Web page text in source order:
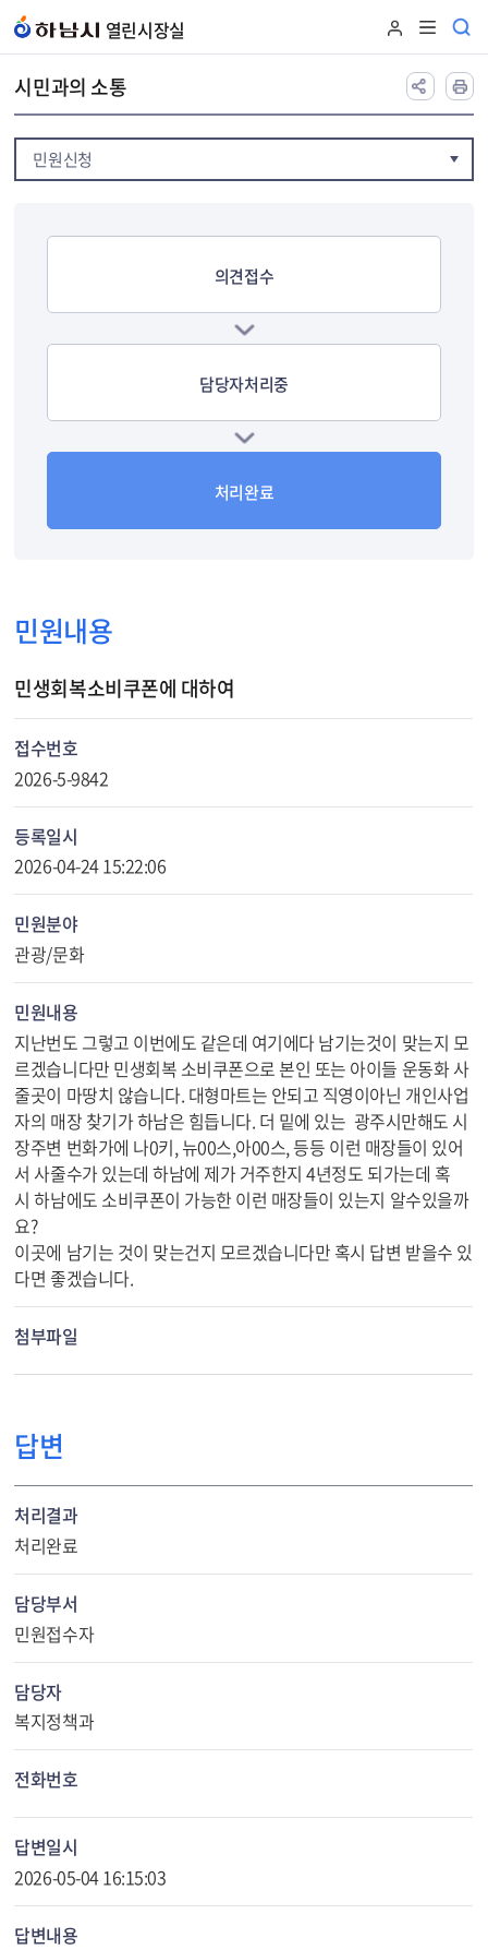
열린시장실
시민과의 소통
민원신청
의견접수
담당자처리중
처리완료
민원내용
민생회복소비쿠폰에 대하여
접수번호
2026-5-9842
등록일시
2026-04-24 15:22:06
민원분야
관광/문화
민원내용
지난번도 그렇고 이번에도 같은데 여기에다 남기는것이 맞는지 모
르겠습니다만 민생회복 소비쿠폰으로 본인 또는 아이들 운동화 사
줄곳이 마땅치 않습니다. 대형마트는 안되고 직영이아닌 개인사업
자의 매장 찾기가 하남은 힘듭니다. 더 밑에 있는 광주시만해도 시
장주변 번화가에 나0키, 뉴00스,아00스, 등등 이런 매장들이 있어
서 사줄수가 있는데 하남에 제가 거주한지 4년정도 되가는데 혹
시 하남에도 소비쿠폰이 가능한 이런 매장들이 있는지 알수있을까
요?
이곳에 남기는 것이 맞는건지 모르겠습니다만 혹시 답변 받을수 있
다면 좋겠습니다.
첨부파일
답변
처리결과
처리완료
담당부서
민원접수자
담당자
복지정책과
전화번호
답변일시
2026-05-04 16:15:03
답변내용